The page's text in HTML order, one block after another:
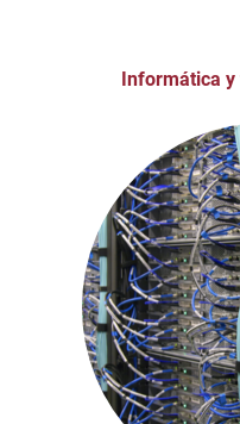
Informática